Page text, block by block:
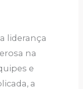
liderança
na
e
a